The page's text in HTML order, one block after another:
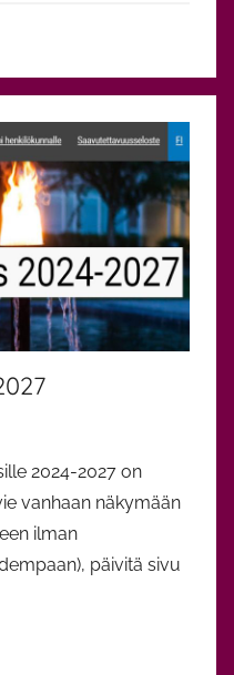
2024-2027 on
vanhaan näkymään
ilman
päivitä sivu